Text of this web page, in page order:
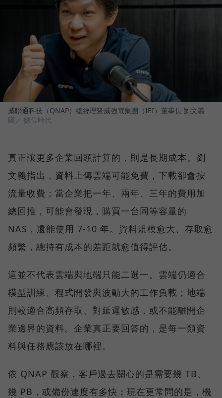
威聯通科技（QNAP）總經理暨威強電集團（IEI）董事長 劉文義
圖／ 數位時代
真正讓更多企業回頭計算的，則是長期成本。劉
文義指出，資料上傳雲端可能免費，下載卻會按
流量收費；當企業把一年、兩年、三年的費用加
總回推，可能會發現，購買一台同等容量的
NAS，還能使用 7-10 年。資料規模愈大、存取愈
頻繁，總持有成本的差距就愈值得評估。
這並不代表雲端與地端只能二選一。雲端仍適合
模型訓練、程式開發與波動大的工作負載；地端
則較適合高頻存取、對延遲敏感，或不能離開企
業邊界的資料。企業真正要回答的，是每一類資
料與任務應該放在哪裡。
依 QNAP 觀察，客戶過去關心的是需要幾 TB、
幾 PB，或備份速度有多快；現在更常問的是，機